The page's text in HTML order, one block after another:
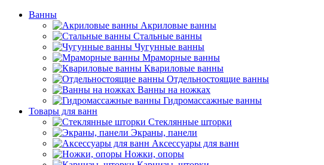
Ванны
Акриловые ванны
Стальные ванны
Чугунные ванны
Мраморные ванны
Квариловые ванны
Отдельностоящие ванны
Ванны на ножках
Гидромассажные ванны
Товары для ванн
Стеклянные шторки
Экраны, панели
Аксессуары для ванн
Ножки, опоры